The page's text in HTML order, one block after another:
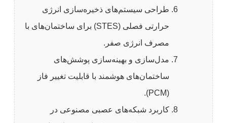
طراحی سیستم‌های ذخیره‌سازی انرژی
حرارتی فصلی (STES) برای ساختمان‌های با
مصرف انرژی صفر.
مدل‌سازی و بهینه‌سازی پوشش‌های
ساختمان‌های هوشمند با قابلیت تغییر فاز
(PCM).
کاربرد شبکه‌های عصبی مصنوعی در